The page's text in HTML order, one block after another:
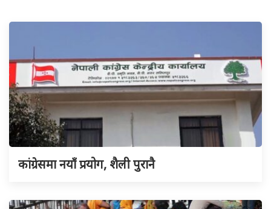
कांग्रेसमा नयाँ प्रयोग, शैली पुरानै